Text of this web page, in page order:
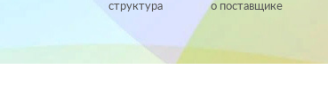
структура о поставщике